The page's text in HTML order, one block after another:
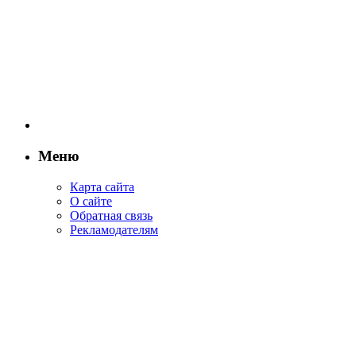
Меню
Карта сайта
О сайте
Обратная связь
Рекламодателям